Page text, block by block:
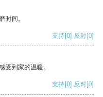
时间。
支持[0] 反对[0]
受到家的温暖。
支持[0] 反对[0]